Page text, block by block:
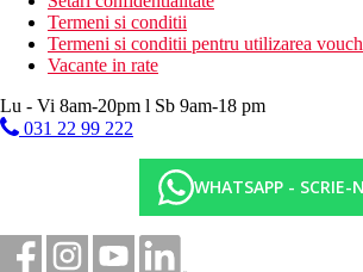
Termeni si conditii
Termeni si conditii pentru utilizarea
Vacante in rate
Lu - Vi 8am-20pm l Sb 9am-18 pm
031 22 99 222
WHATSAPP - SCRIE-